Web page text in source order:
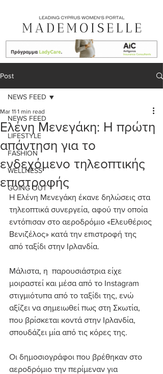
Post
NEWS FEED
LIFESTYLE
FASHION
WELLNESS
GOING OUT
NEWS FEED
Ελένη Μενεγάκη: Η πρώτη
απάντηση για το
ενδεχόμενο τηλεοπτικής
επιστροφής
Mar 11 1 min read
Η Ελένη Μενεγάκη έκανε δηλώσεις στα
τηλεοπτικά συνεργεία, αφού την οποία
εντόπισαν στο αεροδρόμιο «Ελευθέριος
Βενιζέλος» κατά την επιστροφή της
από ταξίδι στην Ιρλανδία.
Μάλιστα, η  παρουσιάστρια είχε
μοιραστεί και μέσα από το Instagram
στιγμιότυπα από το ταξίδι της, ενώ
αξίζει να σημειωθεί πως στη Σκωτία,
που βρίσκεται κοντά στην Ιρλανδία,
σπουδάζει μία από τις κόρες της.
Οι δημοσιογράφοι που βρέθηκαν στο
αεροδρόμιο την περίμεναν για